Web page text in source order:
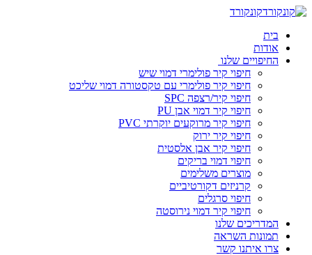
קונקורד
בית
אודות
החיפויים שלנו
חיפוי קיר פולימרי דמוי שיש
חיפוי קיר פולימרי עם טקסטורה דמוי שליכט
חיפוי קיר/רצפה SPC
חיפוי קיר דמוי אבן PU
חיפוי קיר מרוקעים יוקרתי PVC
חיפוי קיר ירוק
חיפוי קיר אבן אלסטית
חיפוי דמוי בריקים
מוצרים משלימים
קרניזים דקורטיביים
חיפוי סרגלים
חיפוי קיר דמוי נירוסטה
המדריכים שלנו
תמונות השראה
צרו איתנו קשר